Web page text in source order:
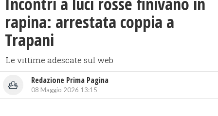
rapina: arrestata coppia a
Trapani
Le vittime adescate sul web
Redazione Prima Pagina
08 Maggio 2026 13:15